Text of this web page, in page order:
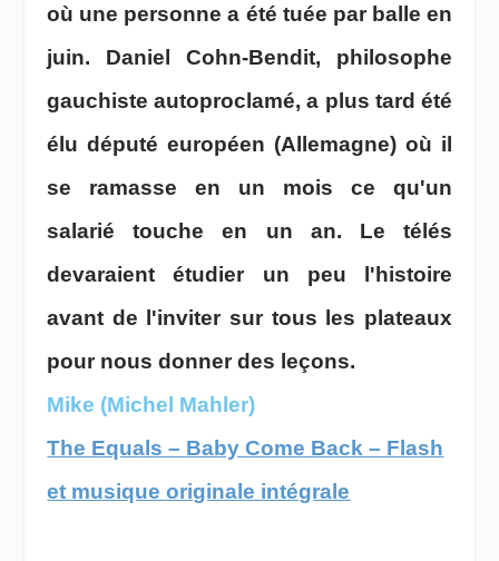
où une personne a été tuée par balle en
juin. Daniel Cohn-Bendit, philosophe
gauchiste autoproclamé, a plus tard été
élu député européen (Allemagne) où il
se ramasse en un mois ce qu'un
salarié touche en un an. Le télés
devaraient étudier un peu l'histoire
avant de l'inviter sur tous les plateaux
pour nous donner des leçons.
Mike (Michel Mahler)
The Equals – Baby Come Back – Flash
et musique originale intégrale